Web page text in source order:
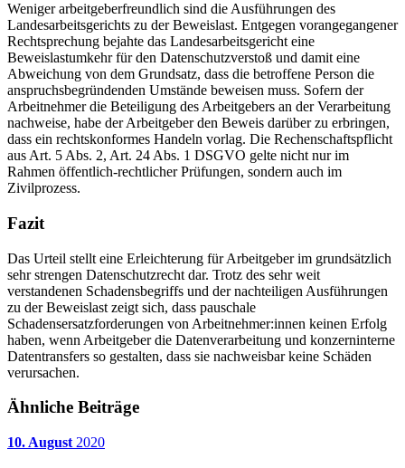
Weniger arbeitgeberfreundlich sind die Ausführungen des
Landesarbeitsgerichts zu der Beweislast. Entgegen vorangegangener
Rechtsprechung bejahte das Landesarbeitsgericht eine
Beweislastumkehr für den Datenschutzverstoß und damit eine
Abweichung von dem Grundsatz, dass die betroffene Person die
anspruchsbegründenden Umstände beweisen muss. Sofern der
Arbeitnehmer die Beteiligung des Arbeitgebers an der Verarbeitung
nachweise, habe der Arbeitgeber den Beweis darüber zu erbringen,
dass ein rechtskonformes Handeln vorlag. Die Rechenschaftspflicht
aus Art. 5 Abs. 2, Art. 24 Abs. 1 DSGVO gelte nicht nur im
Rahmen öffentlich-rechtlicher Prüfungen, sondern auch im
Zivilprozess.
Fazit
Das Urteil stellt eine Erleichterung für Arbeitgeber im grundsätzlich
sehr strengen Datenschutzrecht dar. Trotz des sehr weit
verstandenen Schadensbegriffs und der nachteiligen Ausführungen
zu der Beweislast zeigt sich, dass pauschale
Schadensersatzforderungen von Arbeitnehmer:innen keinen Erfolg
haben, wenn Arbeitgeber die Datenverarbeitung und konzerninterne
Datentransfers so gestalten, dass sie nachweisbar keine Schäden
verursachen.
Ähnliche Beiträge
10. August 2020